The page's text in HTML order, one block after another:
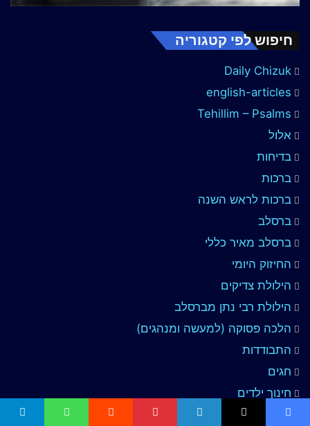
חיפוש לפי קטגוריה
Daily Chizuk
english-articles
Tehillim – Psalms
אלול
בדיחות
ברכות
ברכות לראש השנה
ברסלב
ברסלב מאיר כללי
החיזוק היומי
הילולת צדיקים
הילולת רבי נתן מברסלב
הלכה פסוקה (למעשה ומנהגים)
התבודדות
חגים
חינוך ילדים
חלומות